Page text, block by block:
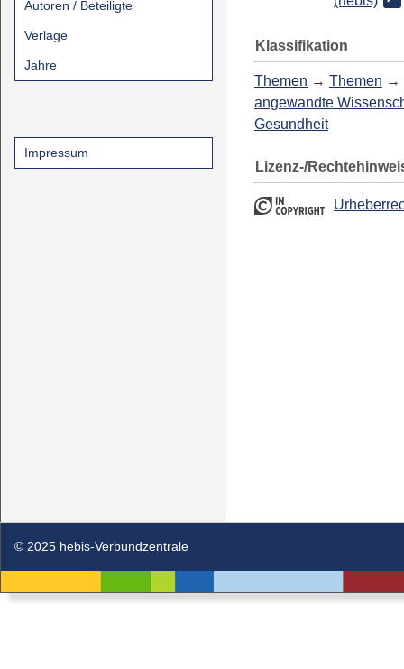
Autoren / Beteiligte
Verlage
Jahre
Impressum
Klassifikation
Themen → Themen →
angewandte
Gesundheit
Lizenz-/
© 2025 hebis-Verbundzentrale